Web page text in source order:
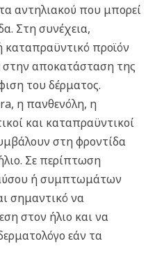
αντηλιακού που μπορεί
Στη συνέχεια,
καταπραϋντικό προϊόν
στην αποκατάσταση της
του δέρματος.
η πανθενόλη, η
και καταπραϋντικοί
στη φροντίδα
Σε περίπτωση
ή συμπτωμάτων
σημαντικό να
στον ήλιο και να
εάν τα